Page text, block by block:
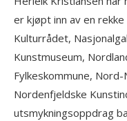
er kjøpt inn av en
Kulturrådet,
Kunstmuseum,
Fylkeskommune,
Nordenfjeldske
utsmykningsoppdrag